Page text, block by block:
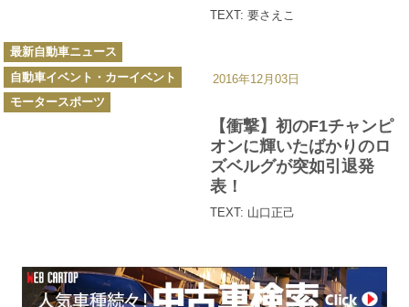
TEXT: 要さえこ
【衝撃】初のF1チャンピ
オンに輝いたばかりのロ
ズベルグが突如引退発
表！
TEXT: 山口正己
カ
テ
ゴ
リ
ー
最新自動車ニュース
自動車イベント・カーイベント
モータースポーツ
2016年12月03日